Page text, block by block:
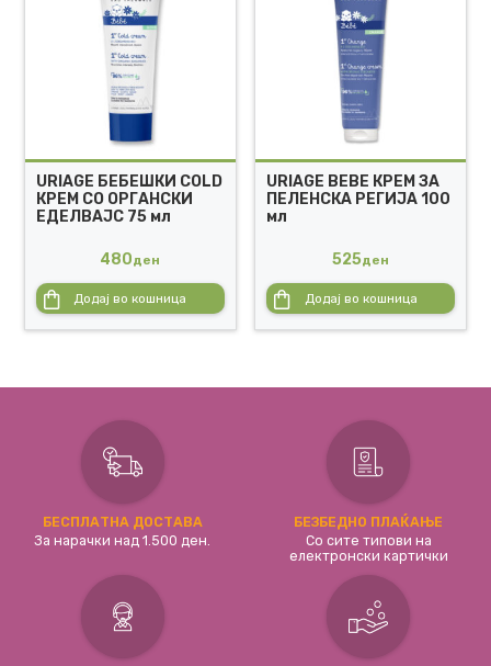
URIAGE БEБEШКИ COLD
КРЕМ СО ОРГАНСКИ
ЕДЕЛВАЈС 75 мл
480ден
Додај во кошница
URIAGE BEBE КРЕМ ЗА
ПЕЛЕНСКА РЕГИЈА 100
мл
525ден
Додај во кошница
БЕСПЛАТНА ДОСТАВА
За нарачки над 1.500 ден.
БЕЗБЕДНО ПЛАЌАЊЕ
Со сите типови на
електронски картички